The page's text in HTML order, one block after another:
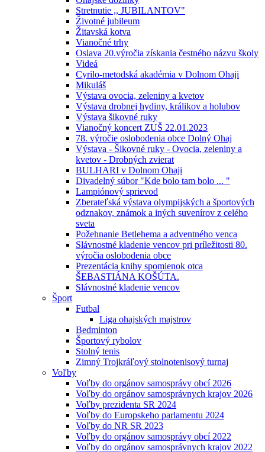
Stretnutie ,, JUBILANTOV"
Životné jubileum
Žitavská kotva
Vianočné trhy
Oslava 20.výročia získania čestného názvu školy
Videá
Cyrilo-metodská akadémia v Dolnom Ohaji
Mikuláš
Výstava ovocia, zeleniny a kvetov
Výstava drobnej hydiny, králikov a holubov
Výstava šikovné ruky
Vianočný koncert ZUŠ 22.01.2023
78. výročie oslobodenia obce Dolný Ohaj
Výstava - Šikovné ruky - Ovocia, zeleniny a
kvetov - Drobných zvierat
BULHARI v Dolnom Ohaji
Divadelný súbor "Kde bolo tam bolo ... "
Lampiónový sprievod
Zberateľská výstava olympijských a športových
odznakov, známok a iných suvenírov z celého
sveta
Požehnanie Betlehema a adventného venca
Slávnostné kladenie vencov pri príležitosti 80.
výročia oslobodenia obce
Prezentácia knihy spomienok otca
ŠEBASTIÁNA KOŠÚTA.
Slávnostné kladenie vencov
Šport
Futbal
Liga ohajských majstrov
Bedminton
Športový rybolov
Stolný tenis
Zimný Trojkráľový stolnotenisový turnaj
Voľby
Voľby do orgánov samosprávy obcí 2026
Voľby do orgánov samosprávnych krajov 2026
Voľby prezidenta SR 2024
Voľby do Europskeho parlamentu 2024
Voľby do NR SR 2023
Voľby do orgánov samosprávy obcí 2022
Voľby do orgánov samosprávnych krajov 2022